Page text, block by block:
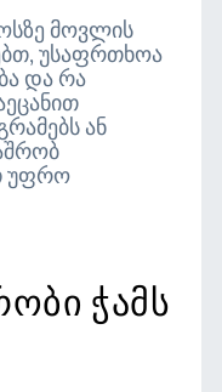
მოვლის
უსაფრთხოა
და რა
ან
უფრო
ჭამს